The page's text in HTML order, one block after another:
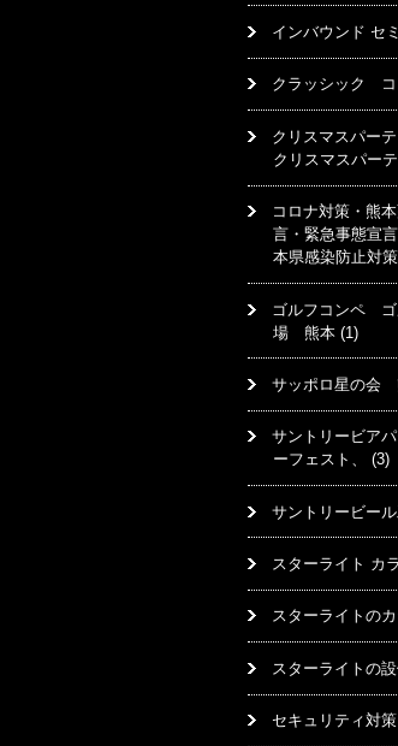
インバウンド セ
クラッシック コ
クリスマスパー
クリスマスパ
コロナ対策・熊
言・緊急事態宣
本県感染防止対
ゴルフコンペ ゴ
場 熊本 (1)
サッポロ星の会
サントリービア
ーフェスト、 (3)
サントリービー
スターライト カ
スターライトの
スターライトの
セキュリティ対